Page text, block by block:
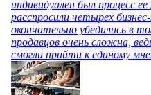
индивидуален был процесс
расспросили четырех
окончательно убедились в
продавцов очень сложна,
смогли прийти к единому